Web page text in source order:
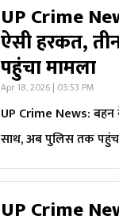
UP Crime
ऐसी हरकत,
पहुंचा मामला
Apr 18, 2026 | 03:53 PM
UP Crime News: बहन
साथ, अब पुलिस तक
UP Crime